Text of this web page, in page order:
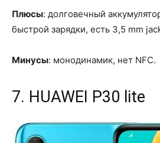
Плюсы: долговечный
быстрой зарядки, есть 3,5 mm
Минусы: монодинамик, нет NFC.
7. HUAWEI P30 lite